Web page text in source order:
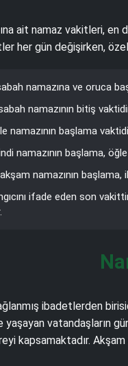
ait namaz vakitleri,
her gün değişirken,
namazına ve oruca
namazının bitiş
namazının başlama
namazının başlama,
namazının
ifade eden son
ibadetlerden
yaşayan vatandaşların
kapsamaktadır.